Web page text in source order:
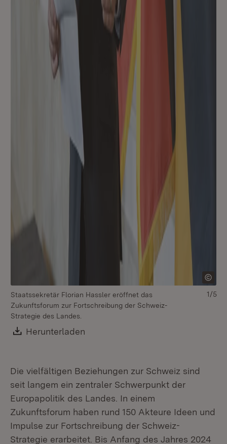
Staatssekretär Florian Hassler eröffnet das
Zukunftsforum zur Fortschreibung der Schweiz-
Strategie des Landes.
Download:
Herunterladen
1/5
Die vielfältigen Beziehungen zur Schweiz sind
seit langem ein zentraler Schwerpunkt der
Europapolitik des Landes. In einem
Zukunftsforum haben rund 150 Akteure Ideen und
Impulse zur Fortschreibung der Schweiz-
Strategie erarbeitet. Bis Anfang des Jahres 2024